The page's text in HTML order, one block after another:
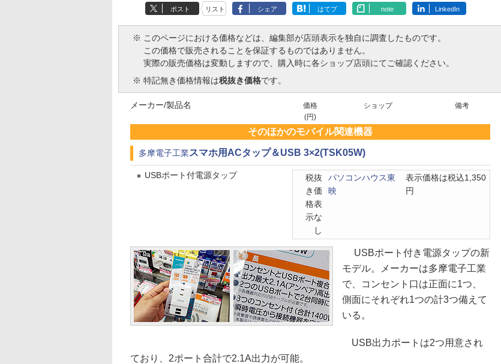
ポスト リスト シェア はてブ note LinkedIn
※ このページにおける価格などは、編集部が店頭表示を独自に調査したものです。
この価格で販売されることを保証するものではありません。
実際の販売価格は変動しますので、購入時に各ショップ店頭にてご確認ください。
※ 特記無き価格情報は税抜き価格です。
価格
(円)
ショップ 備考
メーカー/製品名
そのほかのモバイル関連機器
多摩電子工業スマホ用ACタップ＆USB 3×2(TSK05W)
USBポート付電源タップ
税抜
き価
格表
示な
し
パソコンハウス東
映
表示価格は税込1,350
円
USBポート付き電源タップの新
モデル。メーカーは多摩電子工業
で、コンセント口は正面に1つ、
側面にそれぞれ1つの計3つ備えて
いる。
USB出力ポートは2つ用意され
ており、2ポート合計で2.1A出力が可能。